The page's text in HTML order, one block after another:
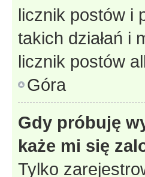
licznik postów i
takich działań i
licznik postów
Góra
Gdy próbuję
każe mi się
Tylko